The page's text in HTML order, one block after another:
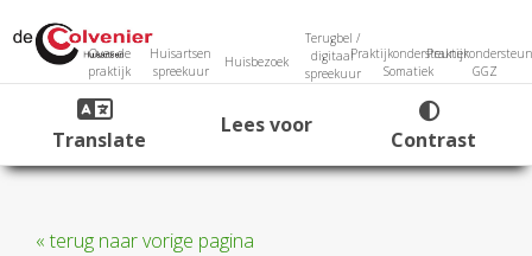
Over de
praktijk
Huisartsen
spreekuur
Huisbezoek
Terugbel /
digitaal
spreekuur
Praktijkondersteuner
Somatiek
GGZ
Translate
Lees voor
Contrast
« terug naar vorige pagina